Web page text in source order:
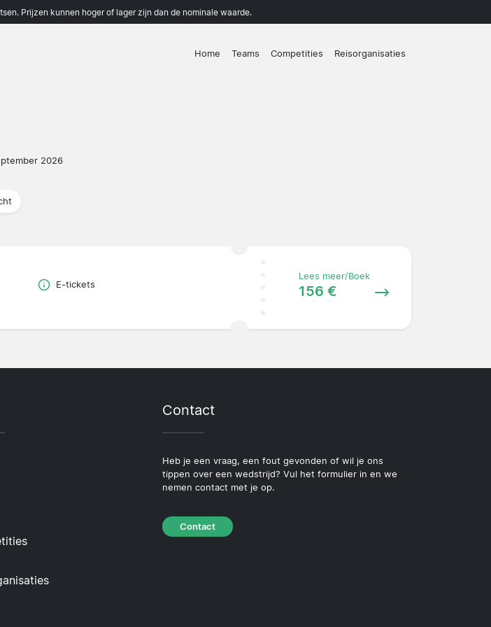
Prijzen kunnen hoger of lager zijn dan de nominale waarde.
Home Teams Competities Reisorganisaties
2026
E-tickets
Lees meer/Boek
156 €
Contact
Heb je een vraag, een fout gevonden of wil je ons
tippen over een wedstrijd? Vul het formulier in en we
nemen contact met je op.
Contact